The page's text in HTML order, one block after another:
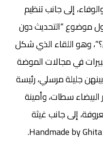
إلى جانب تنظيم
موضوع “التحديث دون
وهو اللقاء الذي شكل
في مجالات الموضة
جليلة مرسلي، رئيسة
البيضاء سطات، وأمينة
إلى جانب غيثة